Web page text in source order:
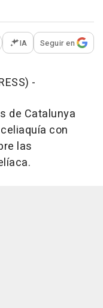
opciones para
IA Seguir en
-
de Catalunya
con
las